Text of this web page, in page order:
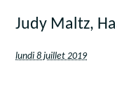
Judy Maltz,
lundi 8 juillet 2019